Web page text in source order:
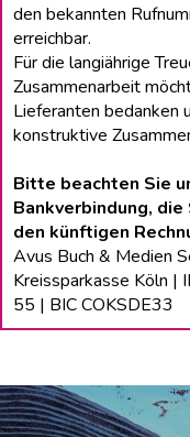
den bekannten
erreichbar.
Für die langiährige
Zusammenarbeit
Lieferanten bedanken
konstruktive
Bitte beachten Sie
Bankverbindung,
den künftigen
Avus Buch & Medien
Kreissparkasse Köln
55 | BIC COKSDE33